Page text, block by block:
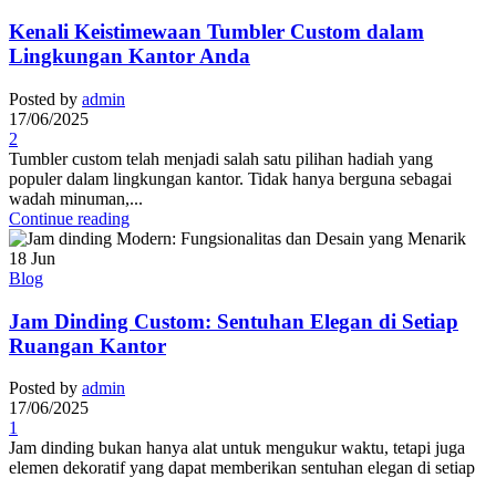
Kenali Keistimewaan Tumbler Custom dalam
Lingkungan Kantor Anda
Posted by admin
17/06/2025
2
Tumbler custom telah menjadi salah satu pilihan hadiah yang
populer dalam lingkungan kantor. Tidak hanya berguna sebagai
wadah minuman,...
Continue reading
18 Jun
Blog
Jam Dinding Custom: Sentuhan Elegan di Setiap
Ruangan Kantor
Posted by admin
17/06/2025
1
Jam dinding bukan hanya alat untuk mengukur waktu, tetapi juga
elemen dekoratif yang dapat memberikan sentuhan elegan di setiap